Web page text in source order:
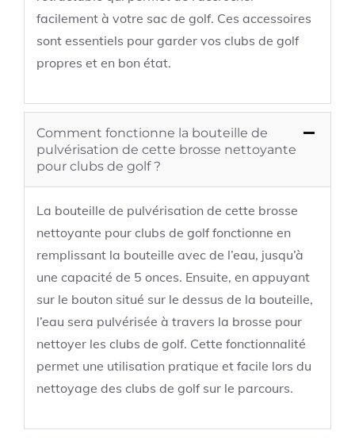
facilement à votre sac de golf. Ces accessoires
sont essentiels pour garder vos clubs de golf
propres et en bon état.
Comment fonctionne la bouteille de
pulvérisation de cette brosse nettoyante
pour clubs de golf ?
La bouteille de pulvérisation de cette brosse
nettoyante pour clubs de golf fonctionne en
remplissant la bouteille avec de l’eau, jusqu’à
une capacité de 5 onces. Ensuite, en appuyant
sur le bouton situé sur le dessus de la bouteille,
l’eau sera pulvérisée à travers la brosse pour
nettoyer les clubs de golf. Cette fonctionnalité
permet une utilisation pratique et facile lors du
nettoyage des clubs de golf sur le parcours.